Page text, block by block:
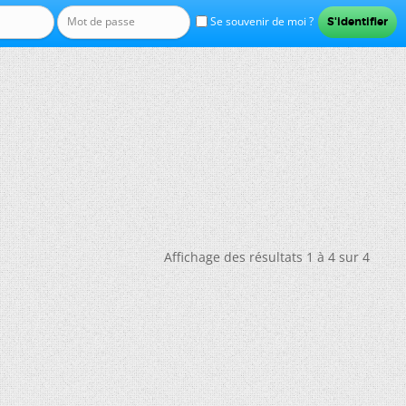
Se souvenir de moi ?
Affichage des résultats 1 à 4 sur 4